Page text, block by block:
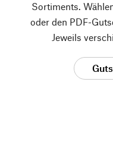
Sortiments.
oder den PDF-
Jeweils